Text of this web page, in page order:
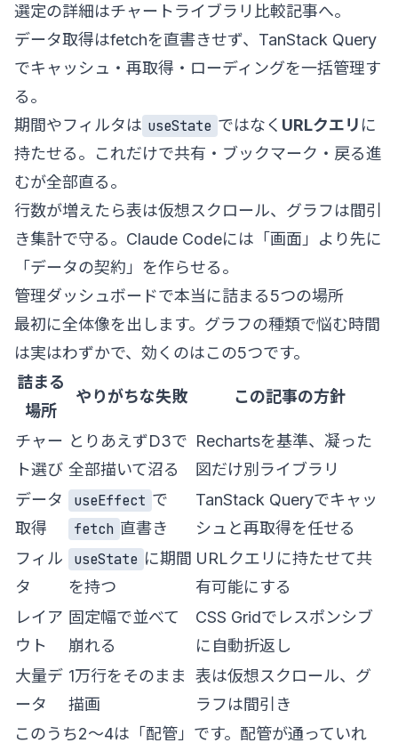
選定の詳細はチャートライブラリ比較記事へ。
データ取得はfetchを直書きせず、TanStack Query
でキャッシュ・再取得・ローディングを一括管理す
る。
期間やフィルタは useState ではなく URLクエリ に
持たせる。これだけで共有・ブックマーク・戻る進
むが全部直る。
行数が増えたら表は仮想スクロール、グラフは間引
き集計で守る。Claude Codeには「画面」より先に
「データの契約」を作らせる。
管理ダッシュボードで本当に詰まる5つの場所
最初に全体像を出します。グラフの種類で悩む時間
は実はわずかで、効くのはこの5つです。
詰まる
場所
やりがちな失敗 この記事の方針
チャー
ト選び
とりあえずD3で
全部描いて沼る
Rechartsを基準、凝った
図だけ別ライブラリ
データ
取得
useEffect で
fetch 直書き
TanStack Queryでキャッ
シュと再取得を任せる
フィル
タ
useState に期間
を持つ
URLクエリに持たせて共
有可能にする
レイア
ウト
固定幅で並べて
崩れる
CSS Gridでレスポンシブ
に自動折返し
大量デ
ータ
1万行をそのまま
描画
表は仮想スクロール、グ
ラフは間引き
このうち2〜4は「配管」です。配管が通っていれ